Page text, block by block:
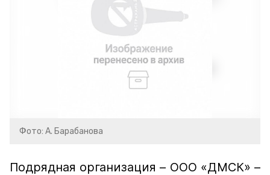
Фото: А. Барабанова
Подрядная организация – ООО «ДМСК» –